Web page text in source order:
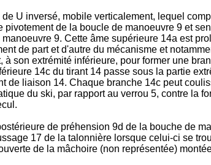
U inversé, mobile verticalement, lequel
de la boucle de manoeuvre 9 et
9. Cette âme supérieure 14a est
de part et d'autre du mécanisme et
son extrémité inférieure, pour former une
14c du tirant 14 passe sous la partie
de liaison 14. Chaque branche 14c peut
du ski, par rapport au verrou 5, contre la
de préhension 9d de la bouche de
17 de la talonnière lorsque celui-ci se
de la mâchoire (non représentée)